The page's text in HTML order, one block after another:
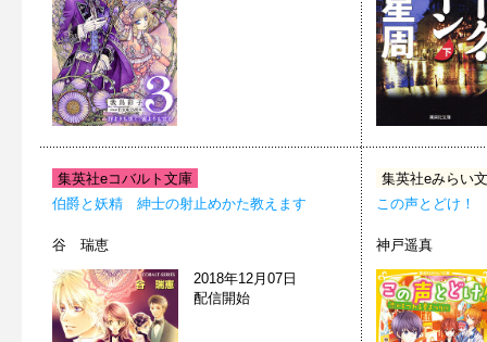
集英社eコバルト文庫
伯爵と妖精 紳士の射止めかた教えます
谷 瑞恵
2018年12月07日
配信開始
集英社eみらい
この声とどけ！
神戸遥真